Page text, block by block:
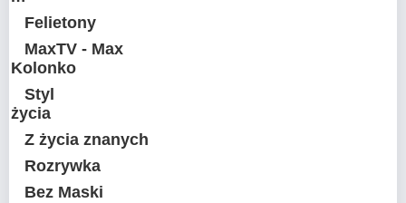
Felietony
MaxTV - Max
Kolonko
Styl
życia
Z życia znanych
Rozrywka
Bez Maski